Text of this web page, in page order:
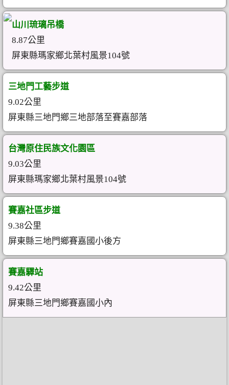
山川琉璃吊橋
8.87公里
屏東縣瑪家鄉北葉村風景104號
三地門工藝步道
9.02公里
屏東縣三地門鄉三地部落至賽嘉部落
台灣原住民族文化園區
9.03公里
屏東縣瑪家鄉北葉村風景104號
賽嘉社區步道
9.38公里
屏東縣三地門鄉賽嘉國小後方
賽嘉驛站
9.42公里
屏東縣三地門鄉賽嘉國小內